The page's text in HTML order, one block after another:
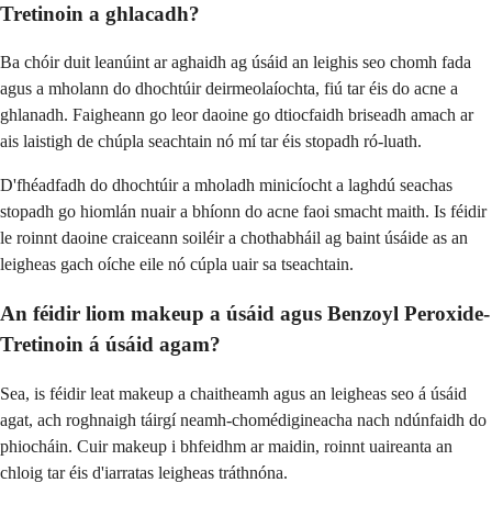
Tretinoin a ghlacadh?
Ba chóir duit leanúint ar aghaidh ag úsáid an leighis seo chomh fada
agus a mholann do dhochtúir deirmeolaíochta, fiú tar éis do acne a
ghlanadh. Faigheann go leor daoine go dtiocfaidh briseadh amach ar
ais laistigh de chúpla seachtain nó mí tar éis stopadh ró-luath.
D'fhéadfadh do dhochtúir a mholadh minicíocht a laghdú seachas
stopadh go hiomlán nuair a bhíonn do acne faoi smacht maith. Is féidir
le roinnt daoine craiceann soiléir a chothabháil ag baint úsáide as an
leigheas gach oíche eile nó cúpla uair sa tseachtain.
An féidir liom makeup a úsáid agus Benzoyl Peroxide-
Tretinoin á úsáid agam?
Sea, is féidir leat makeup a chaitheamh agus an leigheas seo á úsáid
agat, ach roghnaigh táirgí neamh-chomédigineacha nach ndúnfaidh do
phiocháin. Cuir makeup i bhfeidhm ar maidin, roinnt uaireanta an
chloig tar éis d'iarratas leigheas tráthnóna.